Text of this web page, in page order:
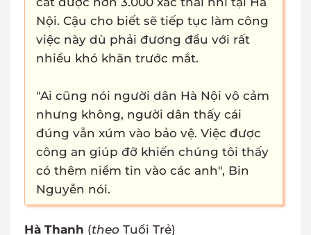
Nội. Cậu cho biết sẽ tiếp tục làm công
việc này dù phải đương đầu với rất
nhiều khó khăn trước mắt.
"Ai cũng nói người dân Hà Nội vô cảm
nhưng không, người dân thấy cái
đúng vẫn xúm vào bảo vệ. Việc được
công an giúp đỡ khiến chúng tôi thấy
có thêm niềm tin vào các anh", Bin
Nguyễn nói.
Hà Thanh (theo Tuổi Trẻ)